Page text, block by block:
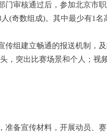
审核通过后，参加北京市
(奇数组成)。其中最少有1名
传组建立畅通的报送机制，
，突出比赛场景和个人；视
准备宣传材料，开展动员、